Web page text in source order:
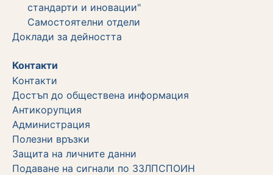
стандарти и иновации"
Самостоятелни отдели
Дoклади за дейността
Контакти
Kонтакти
Достъп до обществена информация
Aнтикорупция
Администрация
Полезни връзки
Защита на личните данни
Подаване на сигнали по ЗЗЛПСПОИН